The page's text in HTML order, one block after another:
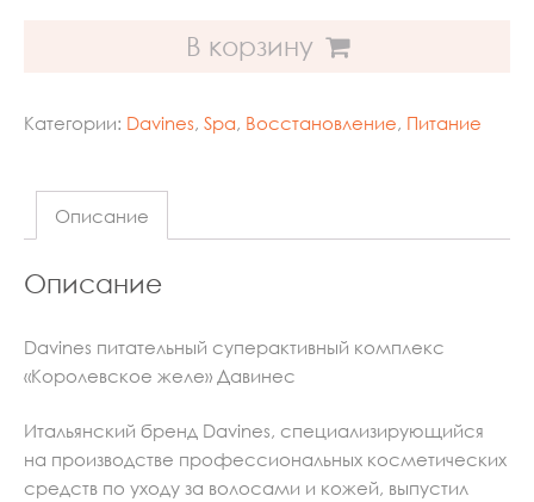
В корзину
Категории: Davines, Spa, Восстановление, Питание
Описание
Описание
Davines питательный суперактивный комплекс
«Королевское желе» Давинес
Итальянский бренд Davines, специализирующийся
на производстве профессиональных косметических
средств по уходу за волосами и кожей, выпустил